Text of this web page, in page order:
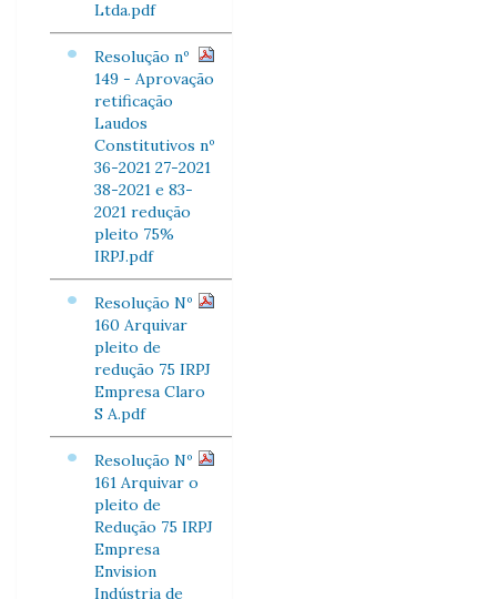
Ltda.pdf
Resolução nº
149 - Aprovação
retificação
Laudos
Constitutivos nº
36-2021 27-2021
38-2021 e 83-
2021 redução
pleito 75%
IRPJ.pdf
Resolução Nº
160 Arquivar
pleito de
redução 75 IRPJ
Empresa Claro
S A.pdf
Resolução Nº
161 Arquivar o
pleito de
Redução 75 IRPJ
Empresa
Envision
Indústria de